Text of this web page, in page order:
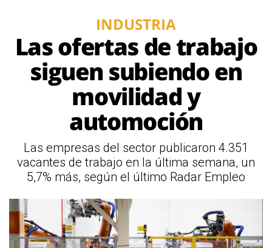
INDUSTRIA
Las ofertas de trabajo
siguen subiendo en
movilidad y
automoción
Las empresas del sector publicaron 4.351
vacantes de trabajo en la última semana, un
5,7% más, según el último Radar Empleo